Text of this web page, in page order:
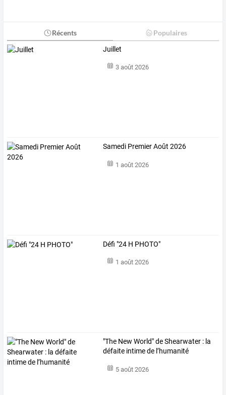
Récents Populaires
Juillet
3 août 2026
Samedi Premier Août 2026
1 août 2026
Défi "24 H PHOTO"
1 août 2026
"The New World" de Shearwater : la
défaite intime de l’humanité
5 août 2026